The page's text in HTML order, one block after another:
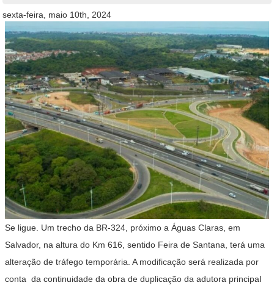
sexta-feira, maio 10th, 2024
Se ligue. Um trecho da BR-324, próximo a Águas Claras, em
Salvador, na altura do Km 616, sentido Feira de Santana, terá uma
alteração de tráfego temporária. A modificação será realizada por
conta da continuidade da obra de duplicação da adutora principal